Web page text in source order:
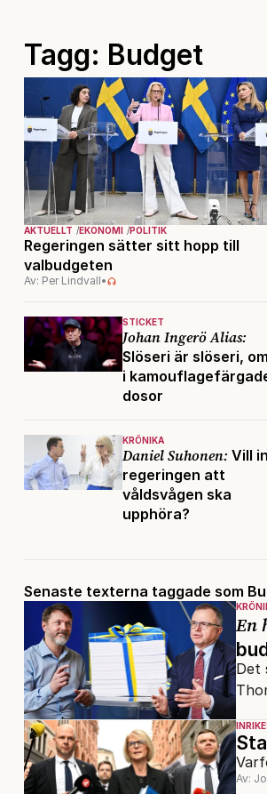
Tagg: Budget
AKTUELLT EKONOMI POLITIK
Regeringen sätter sitt hopp till
valbudgeten
Av: Per Lindvall•
STICKET
Johan Ingerö Alias:
Slöseri är slöseri,
i
dosor
KRÖNIKA
Daniel Suhonen: Vill
regeringen att
våldsvågen ska
upphöra?
Senaste texterna taggade som
En
Det
Av: